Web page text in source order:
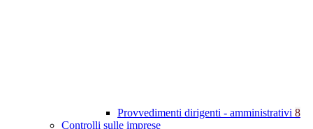
Provvedimenti dirigenti - amministrativi 8
Controlli sulle imprese